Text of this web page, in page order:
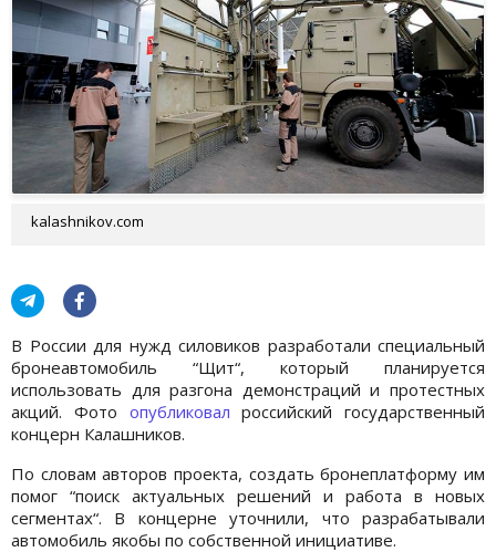
kalashnikov.com
В России для нужд силовиков разработали специальный
бронеавтомобиль “Щит“, который планируется
использовать для разгона демонстраций и протестных
акций. Фото опубликовал российский государственный
концерн Калашников.
По словам авторов проекта, создать бронеплатформу им
помог “поиск актуальных решений и работа в новых
сегментах“. В концерне уточнили, что разрабатывали
автомобиль якобы по собственной инициативе.